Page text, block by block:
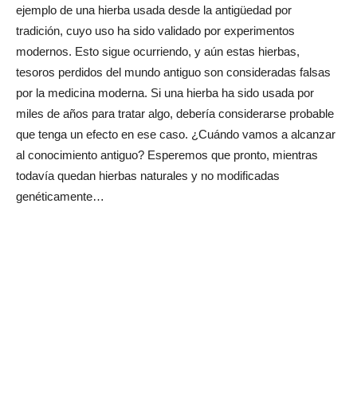
ejemplo de una hierba usada desde la antigüedad por
tradición, cuyo uso ha sido validado por experimentos
modernos. Esto sigue ocurriendo, y aún estas hierbas,
tesoros perdidos del mundo antiguo son consideradas falsas
por la medicina moderna. Si una hierba ha sido usada por
miles de años para tratar algo, debería considerarse probable
que tenga un efecto en ese caso. ¿Cuándo vamos a alcanzar
al conocimiento antiguo? Esperemos que pronto, mientras
todavía quedan hierbas naturales y no modificadas
genéticamente…